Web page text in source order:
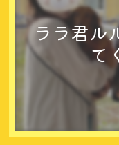
ララ君ル
て